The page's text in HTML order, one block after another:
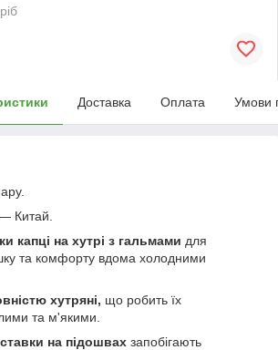
Доставка Оплата Умови
Китай.
капці на хутрі з гальмами для
та комфорту вдома холодними
хутряні, що робить їх
та м'якими.
на підошвах запобігають